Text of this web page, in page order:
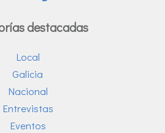
destacadas
Local
Galicia
Nacional
Entrevistas
Eventos